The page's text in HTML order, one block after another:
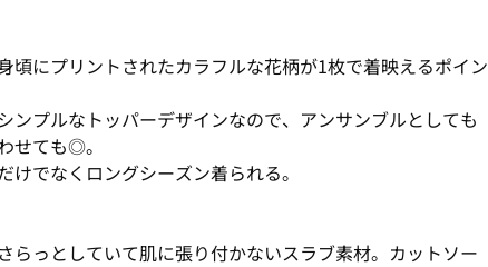
頃にプリントされたカラフルな花柄が1枚で着映えるポイン
ンプルなトッパーデザインなので、アンサンブルとしても
せても◎。
けでなくロングシーズン着られる。
らっとしていて肌に張り付かないスラブ素材。カットソー